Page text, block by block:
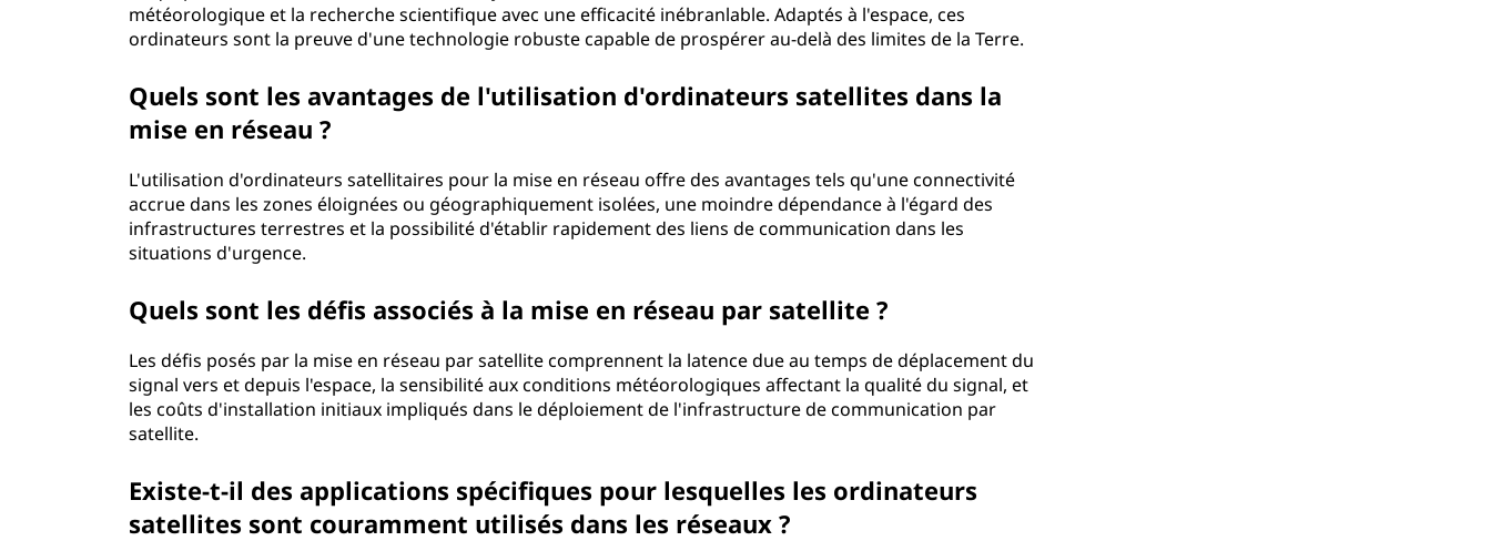
météorologique et la recherche scientifique avec une efficacité inébranlable. Adaptés à l'espace, ces
ordinateurs sont la preuve d'une technologie robuste capable de prospérer au-delà des limites de la Terre.
Quels sont les avantages de l'utilisation d'ordinateurs satellites dans la
mise en réseau ?
L'utilisation d'ordinateurs satellitaires pour la mise en réseau offre des avantages tels qu'une connectivité
accrue dans les zones éloignées ou géographiquement isolées, une moindre dépendance à l'égard des
infrastructures terrestres et la possibilité d'établir rapidement des liens de communication dans les
situations d'urgence.
Quels sont les défis associés à la mise en réseau par satellite ?
Les défis posés par la mise en réseau par satellite comprennent la latence due au temps de déplacement du
signal vers et depuis l'espace, la sensibilité aux conditions météorologiques affectant la qualité du signal, et
les coûts d'installation initiaux impliqués dans le déploiement de l'infrastructure de communication par
satellite.
Existe-t-il des applications spécifiques pour lesquelles les ordinateurs
satellites sont couramment utilisés dans les réseaux ?